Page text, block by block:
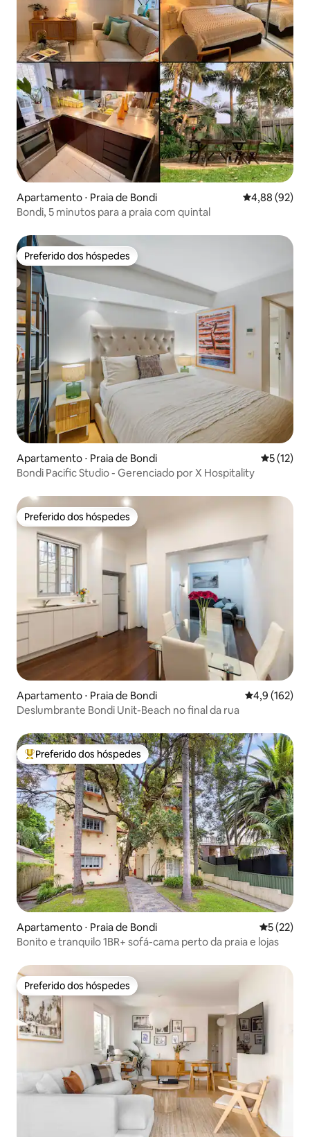
Apartamento ⋅ Praia de Bondi 4,88 de uma
4,88 (92)
Bondi, 5 minutos para a praia com quintal
Preferido dos hóspedes
Preferido dos hóspedes
Apartamento ⋅ Praia de Bondi 5 de uma
5 (12)
Bondi Pacific Studio - Gerenciado por X Hospitality
Preferido dos hóspedes
Preferido dos hóspedes
Apartamento ⋅ Praia de Bondi 4,9 de uma
4,9 (162)
Deslumbrante Bondi Unit-Beach no final da rua
Entre os melhores preferidos dos hóspedes
Preferido dos hóspedes
Apartamento ⋅ Praia de Bondi 5 de uma
5 (22)
Bonito e tranquilo 1BR+ sofá-cama perto da praia e lojas
Preferido dos hóspedes
Preferido dos hóspedes